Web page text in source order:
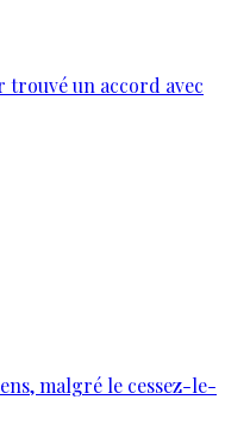
trouvé un accord avec
malgré le cessez-le-